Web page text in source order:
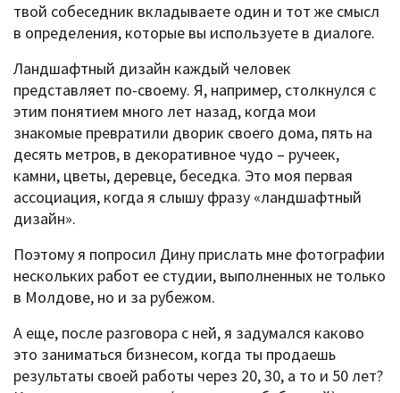
твой собеседник вкладываете один и тот же смысл
в определения, которые вы используете в диалоге.
Ландшафтный дизайн каждый человек
представляет по-своему. Я, например, столкнулся с
этим понятием много лет назад, когда мои
знакомые превратили дворик своего дома, пять на
десять метров, в декоративное чудо – ручеек,
камни, цветы, деревце, беседка. Это моя первая
ассоциация, когда я слышу фразу «ландшафтный
дизайн».
Поэтому я попросил Дину прислать мне фотографии
нескольких работ ее студии, выполненных не только
в Молдове, но и за рубежом.
А еще, после разговора с ней, я задумался каково
это заниматься бизнесом, когда ты продаешь
результаты своей работы через 20, 30, а то и 50 лет?